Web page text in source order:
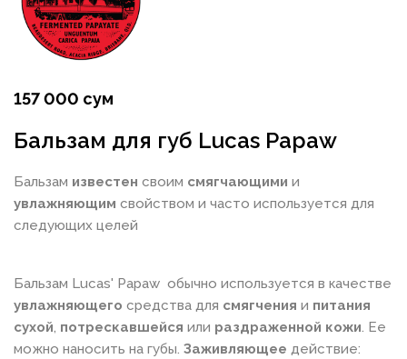
157 000 сум
Бальзам для губ Lucas Papaw
Бальзам известен своим смягчающими и
увлажняющим свойством и часто используется для
следующих целей
Бальзам Lucas' Papaw обычно используется в качестве
увлажняющего средства для смягчения и питания
сухой, потрескавшейся или раздраженной кожи. Ее
можно наносить на губы. Заживляющее действие: